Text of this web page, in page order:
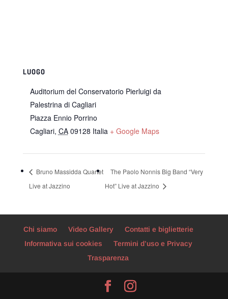
LUOGO
Auditorium del Conservatorio Pierluigi da
Palestrina di Cagliari
Piazza Ennio Porrino
Cagliari, CA 09128 Italia + Google Maps
Bruno Massidda Quartet
Live at Jazzino
The Paolo Nonnis Big Band “Very
Hot” Live at Jazzino
Chi siamo Video Gallery
Contatti e biglietterie
Informativa sui cookies
Termini d’uso e Privacy
Trasparenza